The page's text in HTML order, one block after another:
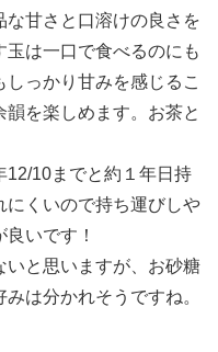
な甘さと口溶けの良さを
は一口で食べるのにも
っかり甘みを感じるこ
を楽しめます。お茶と
12/10までと約１年日持
にくいので持ち運びしや
いです！
いと思いますが、お砂糖
は分かれそうですね。